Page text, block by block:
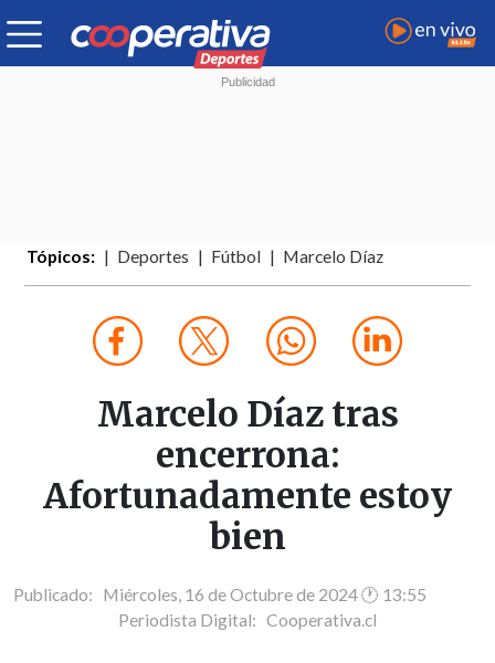
Tópicos: Deportes Fútbol Marcelo Díaz
Marcelo Díaz tras
encerrona:
Afortunadamente estoy
bien
Publicado: Miércoles, 16 de Octubre de 2024 🕐 13:55
Periodista Digital: Cooperativa.cl